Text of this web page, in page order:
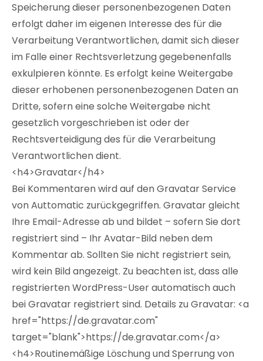
Speicherung dieser personenbezogenen Daten
erfolgt daher im eigenen Interesse des für die
Verarbeitung Verantwortlichen, damit sich dieser
im Falle einer Rechtsverletzung gegebenenfalls
exkulpieren könnte. Es erfolgt keine Weitergabe
dieser erhobenen personenbezogenen Daten an
Dritte, sofern eine solche Weitergabe nicht
gesetzlich vorgeschrieben ist oder der
Rechtsverteidigung des für die Verarbeitung
Verantwortlichen dient.
<h4>Gravatar</h4>
Bei Kommentaren wird auf den Gravatar Service
von Auttomatic zurückgegriffen. Gravatar gleicht
Ihre Email-Adresse ab und bildet – sofern Sie dort
registriert sind – Ihr Avatar-Bild neben dem
Kommentar ab. Sollten Sie nicht registriert sein,
wird kein Bild angezeigt. Zu beachten ist, dass alle
registrierten WordPress-User automatisch auch
bei Gravatar registriert sind. Details zu Gravatar: <a
href="https://de.gravatar.com"
target="blank">https://de.gravatar.com</a>
<h4>Routinemäßige Löschung und Sperrung von